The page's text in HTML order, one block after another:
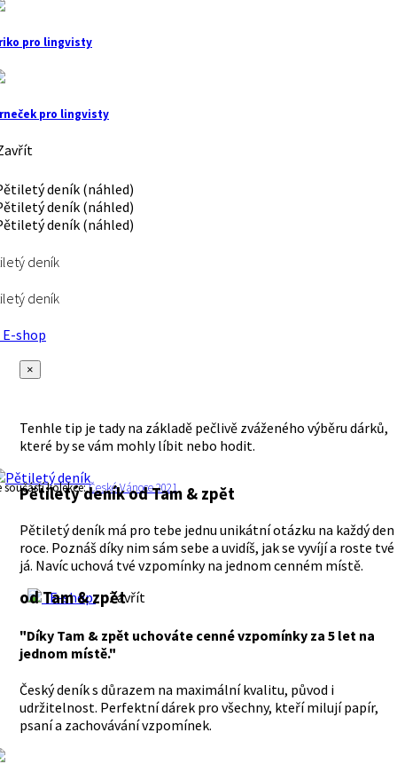
pro lingvisty
pro lingvisty
deník
deník
shop
×
Tenhle tip je tady na základě pečlivě zváženého výběru dárků,
které by se vám mohly líbit nebo hodit.
součástí kolekce:České Vánoce 2021
Pětiletý deníkod Tam & zpět
Pětiletý deník má pro tebe jednu unikátní otázku na každý den
roce. Poznáš díky nim sám sebe a uvidíš, jak se vyvíjí a roste tvé
já. Navíc uchová tvé vzpomínky na jednom cenném místě.
E-shop Zavřít
od Tam & zpět
"Díky Tam & zpět uchováte cenné vzpomínky za 5 let na
jednom místě."
Český deník s důrazem na maximální kvalitu, původ i
udržitelnost. Perfektní dárek pro všechny, kteří milují papír,
psaní a zachovávání vzpomínek.